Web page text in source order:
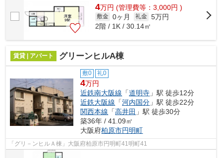
4万円 (管理費等：3,000円 )
敷金 0ヶ月 礼金 5万円
2階 / 1K / 30.14㎡
賃貸 | アパート グリーンヒルA棟
敷0 礼0
4万円
近鉄南大阪線 「道明寺 」駅 徒歩12分
近鉄大阪線 「河内国分 」駅 徒歩22分
関西本線 「高井田 」駅 徒歩30分
築36年 / 41.09㎡
大阪府柏原市円明町
「グリ－ンヒルＡ棟」大阪府柏原市円明町41明町41